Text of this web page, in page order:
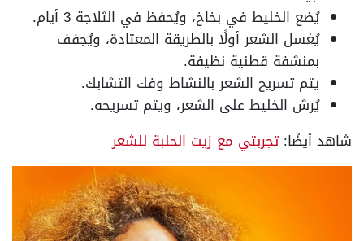
يُضع الخليط في بخاخ، ويُحفظ في الثلاجة 3 أيام.
يُغسل الشعر أولًا بالطريقة المعتادة، ويُجفف
بمنشفة قطنية نظيفة.
يتم تسريح الشعر بالنشاط وفك التشابك.
يُرش الخليط على الشعر، ويتم تسريحه.
شاهد أيضًا:تجربتي مع زيت الحلبة للشعر